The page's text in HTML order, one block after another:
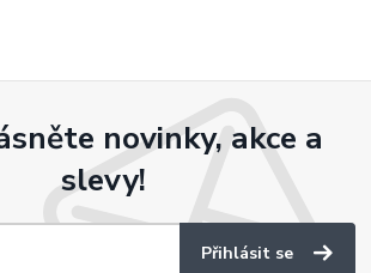
novinky, akce a
slevy!
Přihlásit se